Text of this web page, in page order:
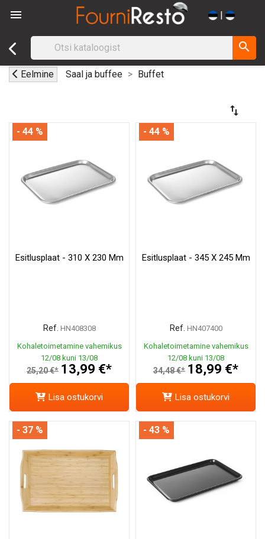
 |
search
Eelmine Saal ja buffee Buffet
swap_vert
Esitlusplaat - 310 X 230 Mm
Ref. HN408308
Kohaletoimetamine vahemikus
12/08 kuni 13/08
25,20 €* 13,99 €*
- 44 %
Lisa ostukorvi
Esitlusplaat - 345 X 245 Mm
Ref. HN407400
Kohaletoimetamine vahemikus
12/08 kuni 13/08
34,48 €* 18,99 €*
- 44 %
Lisa ostukorvi
- 37 % - 43 %